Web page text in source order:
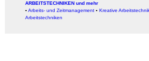
ARBEITSTECHNIKEN und mehr
▪ Arbeits- und Zeitmanagement ▪ Kreative
Arbeitstechniken